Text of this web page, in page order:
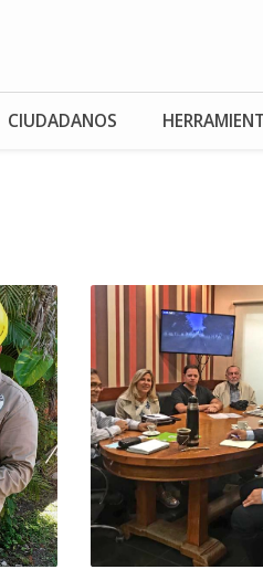
CIUDADANOS